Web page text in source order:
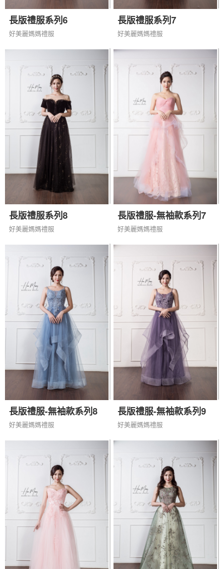
長版禮服系列6
好美麗媽媽禮服
長版禮服系列7
好美麗媽媽禮服
長版禮服系列8
好美麗媽媽禮服
長版禮服-無袖款系列7
好美麗媽媽禮服
長版禮服-無袖款系列8
好美麗媽媽禮服
長版禮服-無袖款系列9
好美麗媽媽禮服